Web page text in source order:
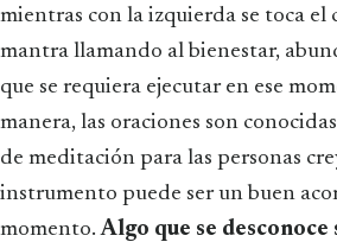
mientras con la izquierda se toca el
mantra llamando al bienestar,
que se requiera ejecutar en ese
manera, las oraciones son
de meditación para las personas
instrumento puede ser un buen
momento.Algo que se desconoce